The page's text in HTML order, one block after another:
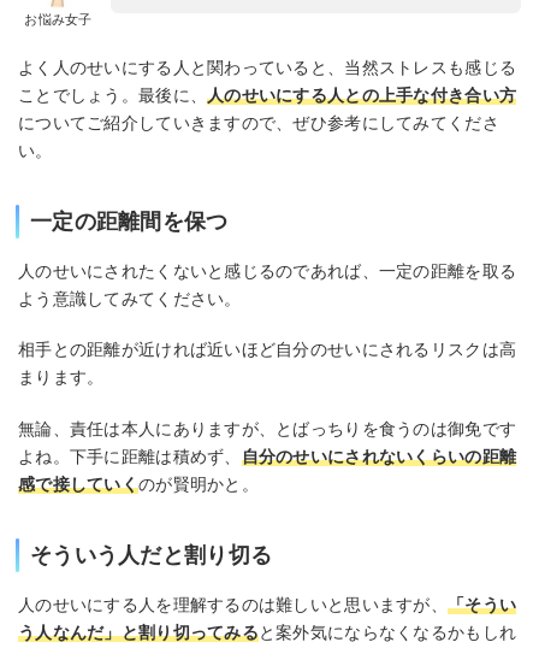
お悩み女子
よく人のせいにする人と関わっていると、当然ストレスも感じる
ことでしょう。最後に、人のせいにする人との上手な付き合い方
についてご紹介していきますので、ぜひ参考にしてみてくださ
い。
一定の距離間を保つ
人のせいにされたくないと感じるのであれば、一定の距離を取る
よう意識してみてください。
相手との距離が近ければ近いほど自分のせいにされるリスクは高
まります。
無論、責任は本人にありますが、とばっちりを食うのは御免です
よね。下手に距離は積めず、 自分のせいにされないくらいの距離
感で接していくのが賢明かと。
そういう人だと割り切る
人のせいにする人を理解するのは難しいと思いますが、 「そうい
う人なんだ」と割り切ってみると案外気にならなくなるかもしれ